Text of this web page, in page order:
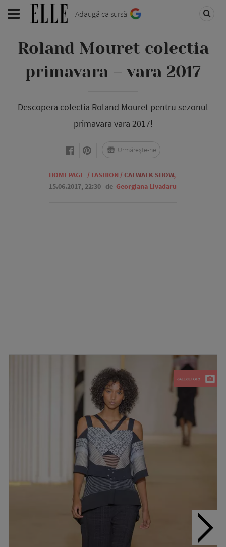
Adaugă ca sursă
Roland Mouret colectia
primavara – vara 2017
Descopera colectia Roland Mouret pentru sezonul
primavara vara 2017!
HOMEPAGE / FASHION / CATWALK SHOW,
15.06.2017, 22:30 de Georgiana Livadaru
Urmărește-ne